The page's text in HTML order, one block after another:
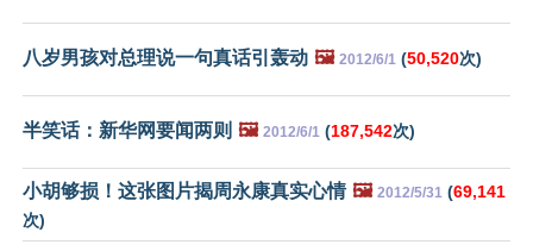
八岁男孩对总理说一句真话引轰动 🖼️ 2012/6/1 (50,520次)
半笑话：新华网要闻两则 🖼️ 2012/6/1 (187,542次)
小胡够损！这张图片揭周永康真实心情 🖼️ 2012/5/31 (69,141
次)